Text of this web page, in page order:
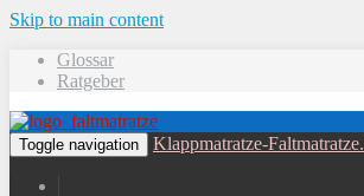
Skip to main content
Glossar
Ratgeber
Toggle navigation Klappmatratze-